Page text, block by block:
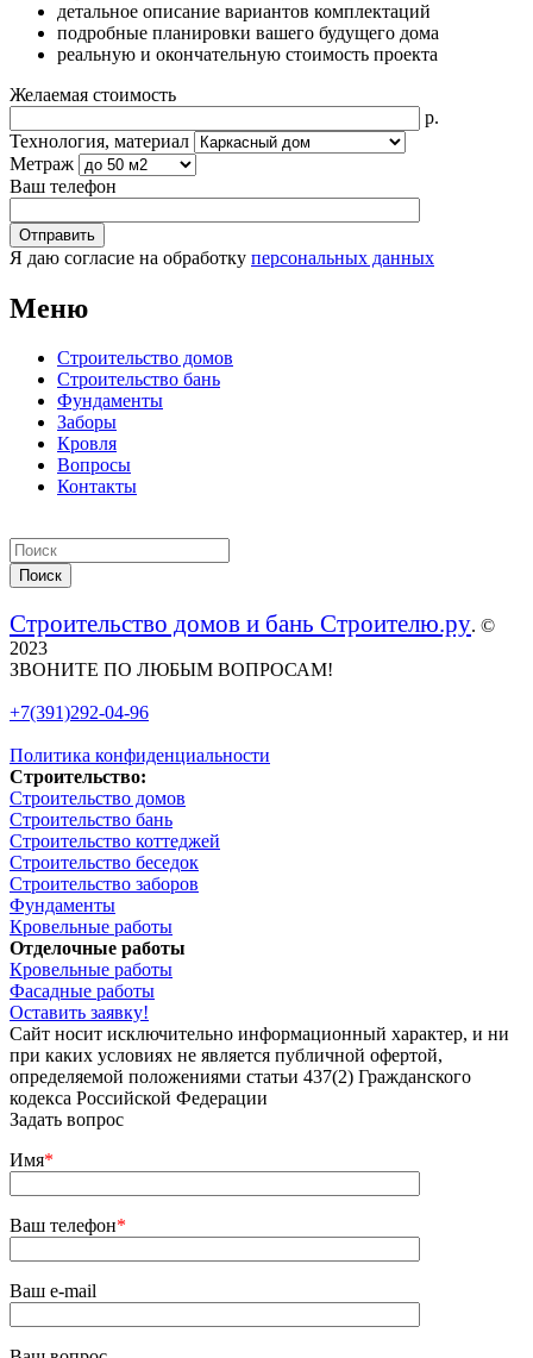
детальное описание вариантов комплектаций
подробные планировки вашего будущего дома
реальную и окончательную стоимость проекта
Желаемая стоимость
р.
Технология, материал
Метраж
Ваш телефон
Я даю согласие на обработку персональных данных
Меню
Строительство домов
Строительство бань
Фундаменты
Заборы
Кровля
Вопросы
Контакты
Строительство домов и бань Строителю.ру. ©
2023
ЗВОНИТЕ ПО ЛЮБЫМ ВОПРОСАМ!
+7(391)292-04-96
Политика конфиденциальности
Строительство:
Строительство домов
Строительство бань
Строительство коттеджей
Строительство беседок
Строительство заборов
Фундаменты
Кровельные работы
Отделочные работы
Кровельные работы
Фасадные работы
Оставить заявку!
Сайт носит исключительно информационный характер, и ни
при каких условиях не является публичной офертой,
определяемой положениями статьи 437(2) Гражданского
кодекса Российской Федерации
Задать вопрос
Имя*
Ваш телефон*
Ваш e-mail